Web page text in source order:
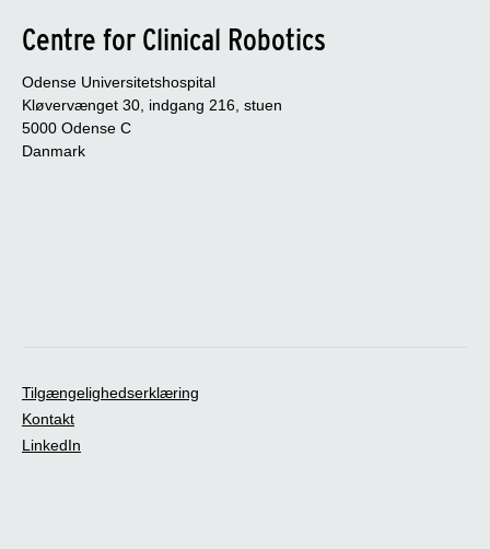
Centre for Clinical Robotics
Odense Universitetshospital
Kløvervænget 30, indgang 216, stuen
5000 Odense C
Danmark
Tilgængelighedserklæring
Kontakt
LinkedIn